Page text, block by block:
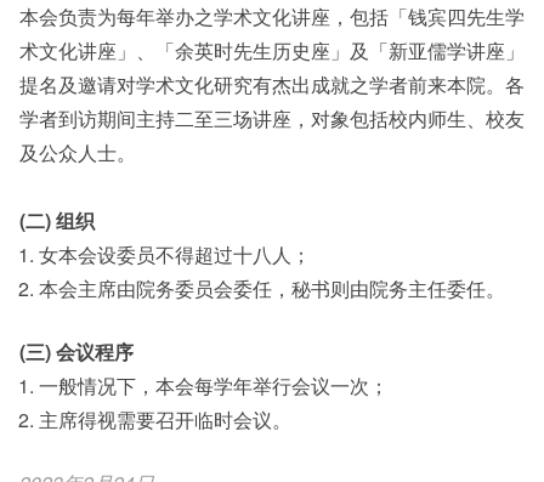
本会负责为每年举办之学术文化讲座，包括「钱宾四先生学
术文化讲座」、「余英时先生历史座」及「新亚儒学讲座」
提名及邀请对学术文化研究有杰出成就之学者前来本院。各
学者到访期间主持二至三场讲座，对象包括校内师生、校友
及公众人士。
(二) 组织
女本会设委员不得超过十八人；
本会主席由院务委员会委任，秘书则由院务主任委任。
(三) 会议程序
一般情况下，本会每学年举行会议一次；
主席得视需要召开临时会议。